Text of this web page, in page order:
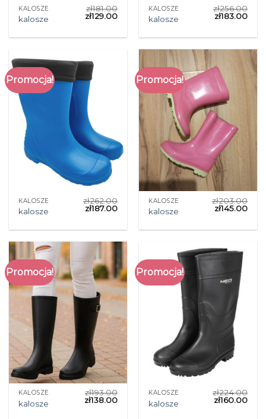
KALOSZE
kalosze
zł181.00
zł129.00
KALOSZE
kalosze
zł256.00
zł183.00
Promocja!
KALOSZE
kalosze
zł262.00
zł187.00
Promocja!
KALOSZE
kalosze
zł203.00
zł145.00
Promocja!
KALOSZE
kalosze
zł193.00
zł138.00
Promocja!
KALOSZE
kalosze
zł224.00
zł160.00